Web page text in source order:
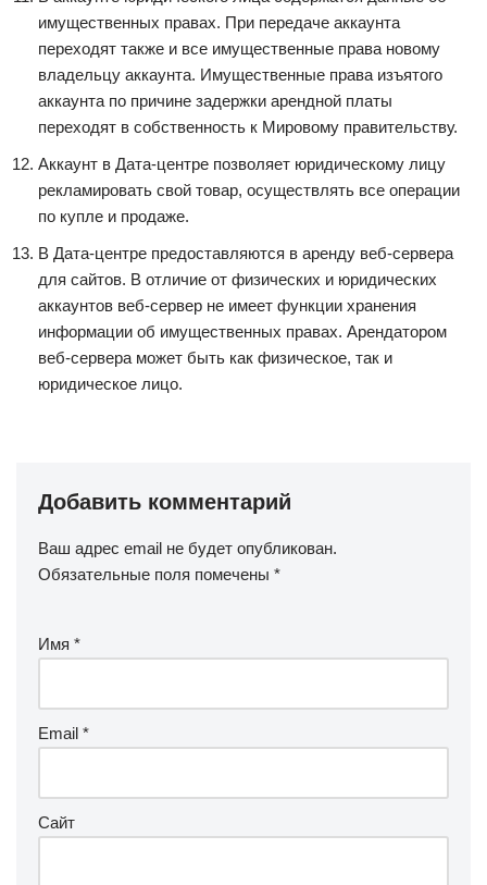
имущественных правах. При передаче аккаунта
переходят также и все имущественные права новому
владельцу аккаунта. Имущественные права изъятого
аккаунта по причине задержки арендной платы
переходят в собственность к Мировому правительству.
Аккаунт в Дата-центре позволяет юридическому лицу
рекламировать свой товар, осуществлять все операции
по купле и продаже.
В Дата-центре предоставляются в аренду веб-сервера
для сайтов. В отличие от физических и юридических
аккаунтов веб-сервер не имеет функции хранения
информации об имущественных правах. Арендатором
веб-сервера может быть как физическое, так и
юридическое лицо.
Добавить комментарий
Ваш адрес email не будет опубликован.
Обязательные поля помечены *
Имя *
Email *
Сайт